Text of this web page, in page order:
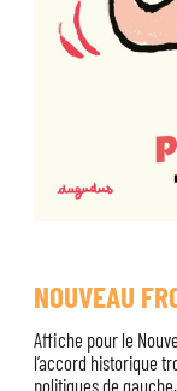
NOUVEAU
Affiche pour le
l’accord historique
politiques de gauche.